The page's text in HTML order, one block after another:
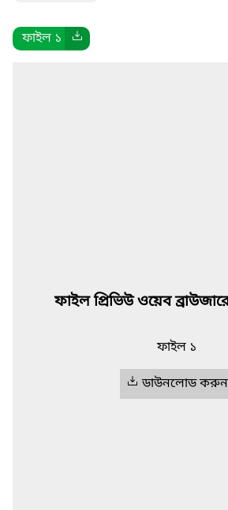
ফাইল ১
ফাইল প্রিভিউ ওয়েব
ফাইল ১
ডাউনলোড করুন